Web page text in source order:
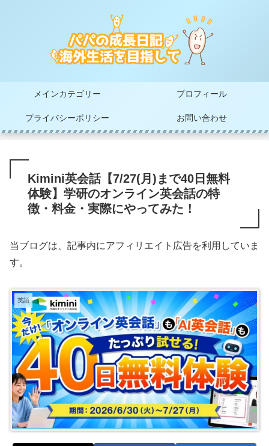
メインカテゴリー プロフィール
プライバシーポリシー お問い合わせ
Kimini英会話【7/27(月)まで40日無料
体験】学研のオンライン英会話の特
徴・料金・実際にやってみた！
当ブログは、記事内にアフィリエイト広告を利用していま
す。
英語